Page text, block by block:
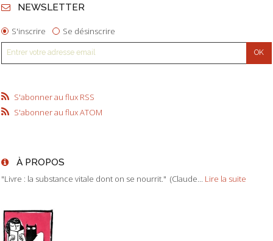
NEWSLETTER
S'inscrire Se désinscrire
S'abonner au flux RSS
S'abonner au flux ATOM
À PROPOS
"Livre : la substance vitale dont on se nourrit." (Claude... Lire la suite